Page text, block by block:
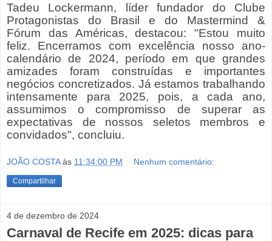
Tadeu Lockermann, líder fundador do Clube
Protagonistas do Brasil e do Mastermind &
Fórum das Américas, destacou: "Estou muito
feliz. Encerramos com excelência nosso ano-
calendário de 2024, período em que grandes
amizades foram construídas e importantes
negócios concretizados. Já estamos trabalhando
intensamente para 2025, pois, a cada ano,
assumimos o compromisso de superar as
expectativas de nossos seletos membros e
convidados", concluiu.
JOÃO COSTAàs 11:34:00 PM Nenhum comentário:
Compartilhar
4 de dezembro de 2024
Carnaval de Recife em 2025: dicas para